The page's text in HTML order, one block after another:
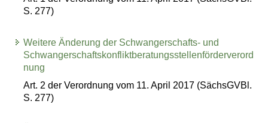
S. 277)
Weitere Änderung der Schwangerschafts- und
Schwangerschaftskonfliktberatungsstellenförderverord
nung
Art. 2 der Verordnung vom 11. April 2017 (SächsGVBl.
S. 277)